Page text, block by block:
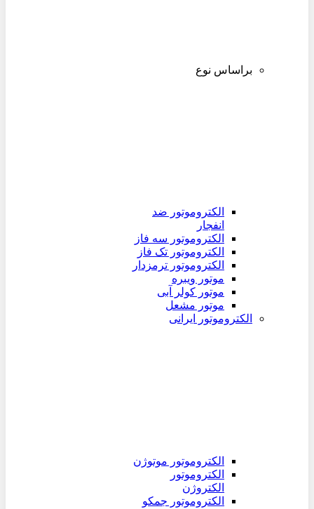
براساس نوع
الکتروموتور ضد
انفجار
الکتروموتور سه فاز
الکتروموتور تک فاز
الکتروموتور ترمزدار
موتور ویبره
موتور کولر آبی
موتور مشعل
الکتروموتور ایرانی
الکتروموتور موتوژن
الکتروموتور
الکتروژن
الکتروموتور جمکو